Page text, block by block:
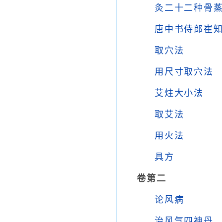
灸二十二种骨
唐中书侍郎崔
取穴法
用尺寸取穴法
艾炷大小法
取艾法
用火法
具方
卷第二
论风病